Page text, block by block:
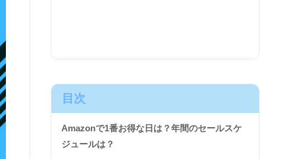
目次
Amazonで1番お得な日は？年間のセールスケ
ジュールは？